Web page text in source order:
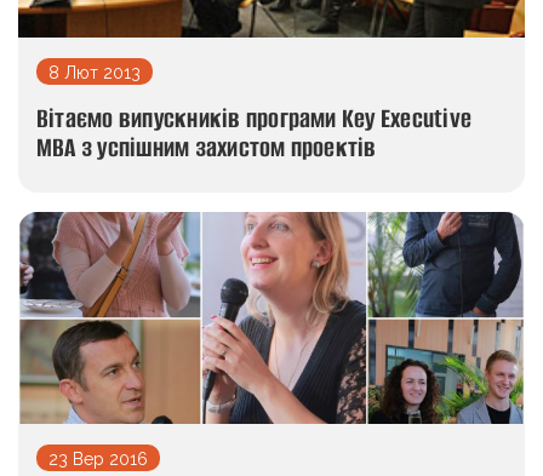
8 Лют 2013
Вітаємо випускників програми Key Executive
MBA з успішним захистом проектів
23 Вер 2016